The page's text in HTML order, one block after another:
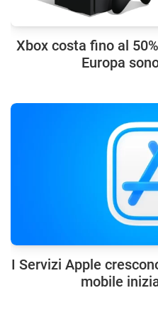
Xbox costa fino al
Europa
I Servizi Apple
mobile